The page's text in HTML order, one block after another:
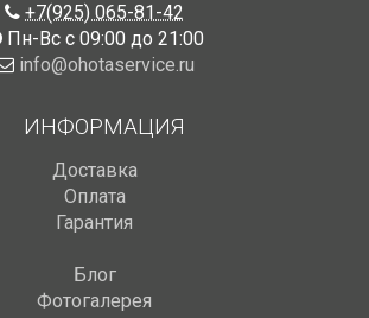
+7(925) 065-81-42
Пн-Вс с 09:00 до 21:00
info@ohotaservice.ru
ИНФОРМАЦИЯ
Доставка
Оплата
Гарантия
Блог
Фотогалерея